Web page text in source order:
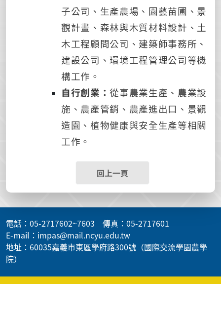
子公司、生產農場、園藝苗圃、景
觀計畫、森林與木質材料設計、土
木工程顧問公司、建築師事務所、
建設公司、環境工程管理公司等機
構工作。
自行創業：從事農業生產、農業設
施、農產管銷、農產進出口、景觀
造園、植物健康與安全生產等相關
工作。
回上一頁
電話：05-2717602~7603 傳真：05-2717601
E-mail：impas@mail.ncyu.edu.tw
地址：60035嘉義市東區學府路300號（國際交流學園農學
院）